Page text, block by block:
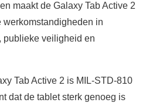
maakt de Galaxy Tab Active 2
werkomstandigheden in
publieke veiligheid en
Tab Active 2 is MIL-STD-810
dat de tablet sterk genoeg is